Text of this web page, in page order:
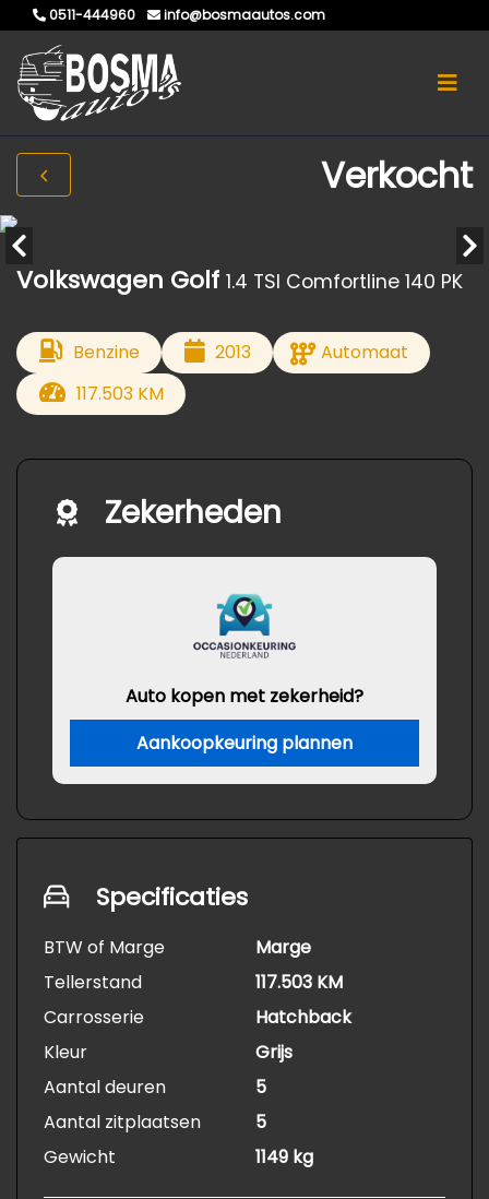
0511-444960 info@bosmaautos.com
Verkocht
Volkswagen Golf 1.4 TSI Comfortline 140 PK
Benzine 2013
Automaat
117.503 KM
Zekerheden
Auto kopen met zekerheid?
Aankoopkeuring plannen
Specificaties
BTW of Marge
Marge
Tellerstand
117.503 KM
Carrosserie
Hatchback
Kleur
Grijs
Aantal deuren
5
Aantal zitplaatsen
5
Gewicht
1149 kg